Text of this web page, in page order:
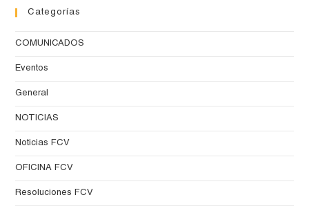
Categorías
COMUNICADOS
Eventos
General
NOTICIAS
Noticias FCV
OFICINA FCV
Resoluciones FCV